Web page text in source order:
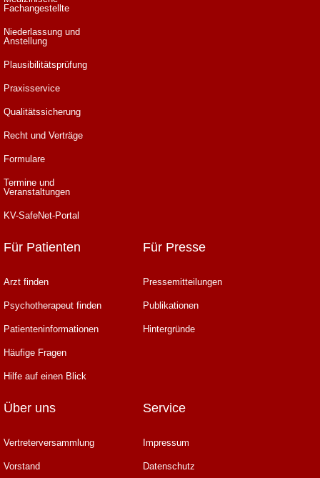
Fachangestellte
Niederlassung und
Anstellung
Plausibilitätsprüfung
Praxisservice
Qualitätssicherung
Recht und Verträge
Formulare
Termine und
Veranstaltungen
KV-SafeNet-Portal
Für Patienten
Arzt finden
Psychotherapeut finden
Patienteninformationen
Häufige Fragen
Hilfe auf einen Blick
Für Presse
Pressemitteilungen
Publikationen
Hintergründe
Über uns
Vertreterversammlung
Vorstand
Service
Impressum
Datenschutz